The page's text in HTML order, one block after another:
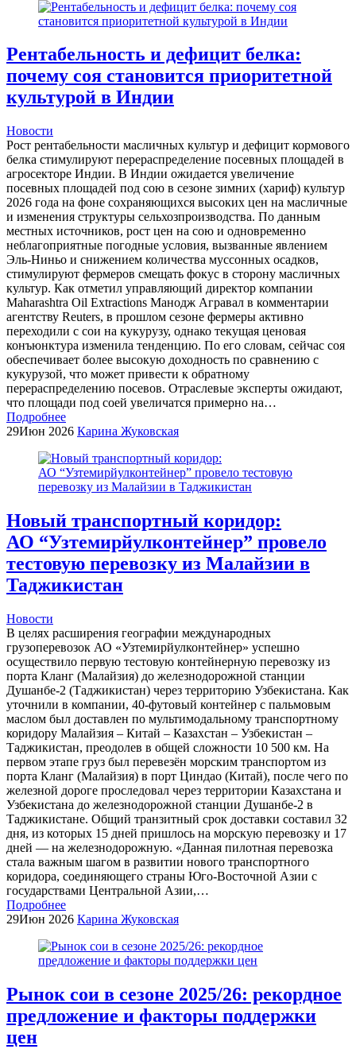
Рентабельность и дефицит белка:
почему соя становится приоритетной
культурой в Индии
Новости
Рост рентабельности масличных культур и дефицит кормового
белка стимулируют перераспределение посевных площадей в
агросекторе Индии. В Индии ожидается увеличение
посевных площадей под сою в сезоне зимних (хариф) культур
2026 года на фоне сохраняющихся высоких цен на масличные
и изменения структуры сельхозпроизводства. По данным
местных источников, рост цен на сою и одновременно
неблагоприятные погодные условия, вызванные явлением
Эль-Ниньо и снижением количества муссонных осадков,
стимулируют фермеров смещать фокус в сторону масличных
культур. Как отметил управляющий директор компании
Maharashtra Oil Extractions Манодж Агравал в комментарии
агентству Reuters, в прошлом сезоне фермеры активно
переходили с сои на кукурузу, однако текущая ценовая
конъюнктура изменила тенденцию. По его словам, сейчас соя
обеспечивает более высокую доходность по сравнению с
кукурузой, что может привести к обратному
перераспределению посевов. Отраслевые эксперты ожидают,
что площади под соей увеличатся примерно на…
Подробнее
29Июн 2026 Карина Жуковская
Новый транспортный коридор:
АО “Узтемирйулконтейнер” провело
тестовую перевозку из Малайзии в
Таджикистан
Новости
В целях расширения географии международных
грузоперевозок АО «Узтемирйулконтейнер» успешно
осуществило первую тестовую контейнерную перевозку из
порта Кланг (Малайзия) до железнодорожной станции
Душанбе-2 (Таджикистан) через территорию Узбекистана. Как
уточнили в компании, 40-футовый контейнер с пальмовым
маслом был доставлен по мультимодальному транспортному
коридору Малайзия – Китай – Казахстан – Узбекистан –
Таджикистан, преодолев в общей сложности 10 500 км. На
первом этапе груз был перевезён морским транспортом из
порта Кланг (Малайзия) в порт Циндао (Китай), после чего по
железной дороге проследовал через территории Казахстана и
Узбекистана до железнодорожной станции Душанбе-2 в
Таджикистане. Общий транзитный срок доставки составил 32
дня, из которых 15 дней пришлось на морскую перевозку и 17
дней — на железнодорожную. «Данная пилотная перевозка
стала важным шагом в развитии нового транспортного
коридора, соединяющего страны Юго-Восточной Азии с
государствами Центральной Азии,…
Подробнее
29Июн 2026 Карина Жуковская
Рынок сои в сезоне 2025/26: рекордное
предложение и факторы поддержки
цен